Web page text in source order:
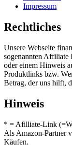
Impressum
Rechtliches
Unsere Webseite
sogenannten
oder einem Hinweis
Produktlinks bzw.
Betrag, der uns hilft,
Hinweis
* = Afilliate-Link
Als Amazon-Partner
Käufen.